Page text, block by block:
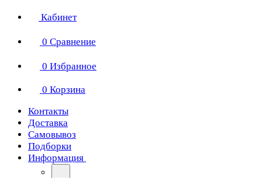
Кабинет
0 Сравнение
0 Избранное
0 Корзина
Контакты
Доставка
Самовывоз
Подборки
Информация